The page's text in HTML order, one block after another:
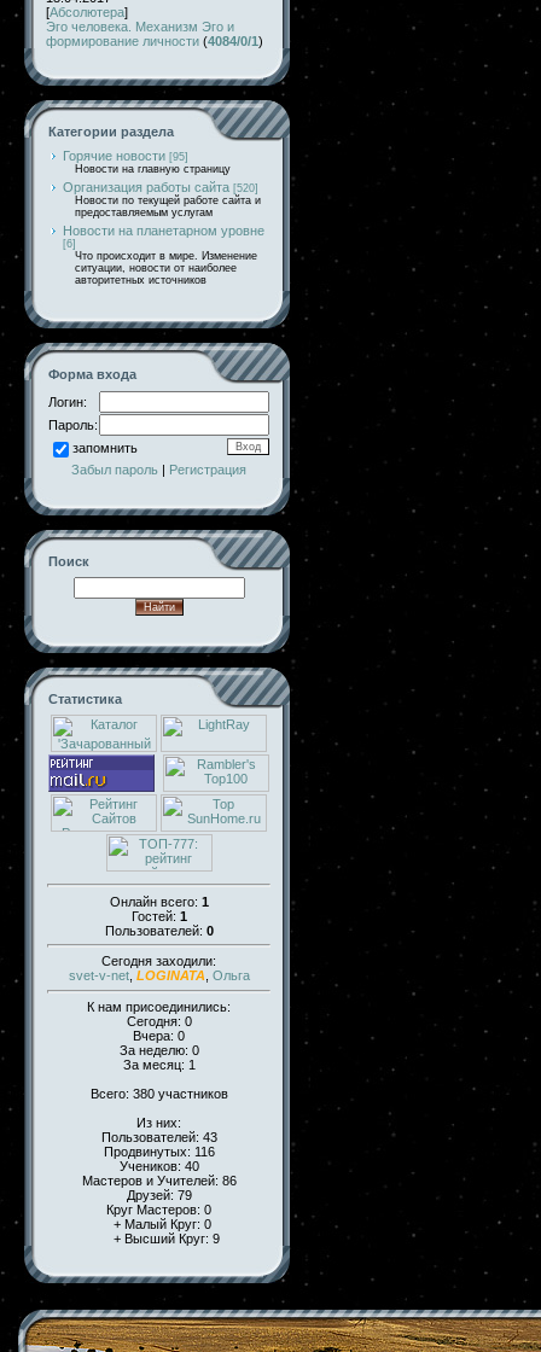
[Абсолютера]
Эго человека. Механизм Эго и
формирование личности (4084/0/1)
Категории раздела
Горячие новости [95]
Новости на главную страницу
Организация работы сайта [520]
Новости по текущей работе сайта и
предоставляемым услугам
Новости на планетарном уровне
[6]
Что происходит в мире. Изменение
ситуации, новости от наиболее
авторитетных источников
Форма входа
Логин:
Пароль:
запомнить
Забыл пароль | Регистрация
Поиск
Статистика
Онлайн всего: 1
Гостей: 1
Пользователей: 0
Сегодня заходили:
svet-v-net, LOGINATA Ольга
К нам присоединились:
Сегодня: 0
Вчера: 0
За неделю: 0
За месяц: 1
Всего: 380 участников
Из них:
Пользователей: 43
Продвинутых: 116
Учеников: 40
Мастеров и Учителей: 86
Друзей: 79
Круг Мастеров: 0
+ Малый Круг: 0
+ Высший Круг: 9